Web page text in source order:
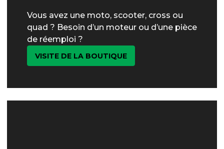
Vous avez une moto, scooter, cross ou
quad ? Besoin d’un moteur ou d’une pièce
de réemploi ?
VISITE DE LA BOUTIQUE